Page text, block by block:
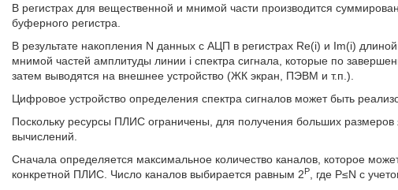
В регистрах для вещественной и мнимой части производится
буферного регистра.
В результате накопления N данных с АЦП в регистрах Re(i) и Im(i)
мнимой частей амплитуды линии i спектра сигнала, которые по
затем выводятся на внешнее устройство (ЖК экран, ПЭВМ и т.п.).
Цифровое устройство определения спектра сигналов может быть
Поскольку ресурсы ПЛИС ограничены, для получения больших
вычислений.
Сначала определяется максимальное количество каналов, которое
конкретной ПЛИС. Число каналов выбирается равным 2Р
, где P≤N с